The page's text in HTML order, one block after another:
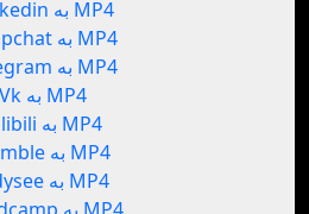
Linkedin به MP4
Snapchat به MP4
Telegram به MP4
Vk به MP4
Bilibili به MP4
Rumble به MP4
Odysee به MP4